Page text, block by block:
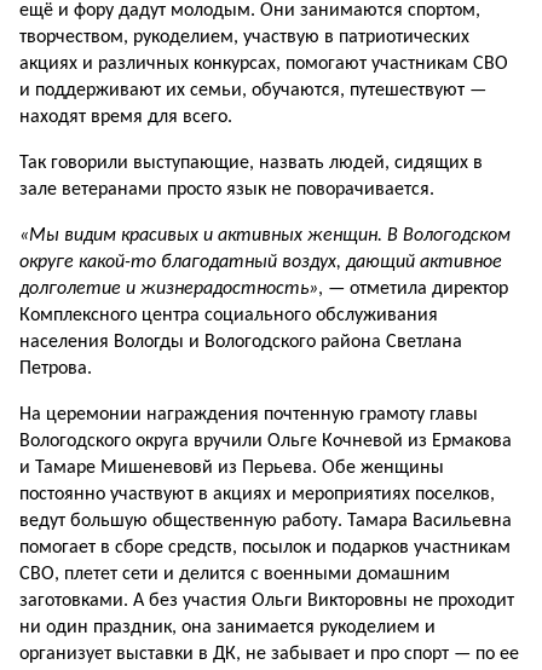
ещё и фору дадут молодым. Они занимаются спортом,
творчеством, рукоделием, участвую в патриотических
акциях и различных конкурсах, помогают участникам СВО
и поддерживают их семьи, обучаются, путешествуют —
находят время для всего.
Так говорили выступающие, назвать людей, сидящих в
зале ветеранами просто язык не поворачивается.
«Мы видим красивых и активных женщин. В Вологодском
округе какой-то благодатный воздух, дающий активное
долголетие и жизнерадостность», — отметила директор
Комплексного центра социального обслуживания
населения Вологды и Вологодского района Светлана
Петрова.
На церемонии награждения почтенную грамоту главы
Вологодского округа вручили Ольге Кочневой из Ермакова
и Тамаре Мишеневовй из Перьева. Обе женщины
постоянно участвуют в акциях и мероприятиях поселков,
ведут большую общественную работу. Тамара Васильевна
помогает в сборе средств, посылок и подарков участникам
СВО, плетет сети и делится с военными домашним
заготовками. А без участия Ольги Викторовны не проходит
ни один праздник, она занимается рукоделием и
организует выставки в ДК, не забывает и про спорт — по ее